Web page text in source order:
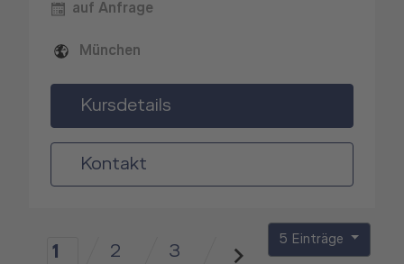
auf Anfrage
München
Kursdetails
Kontakt
1 2 3
5 Einträge